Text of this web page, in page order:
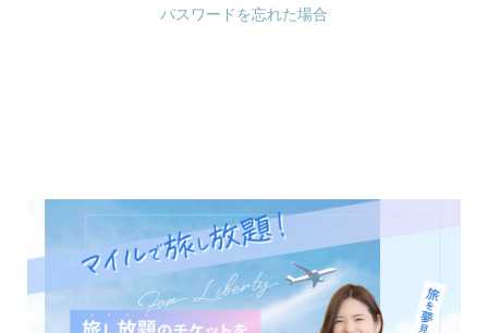
パスワードを忘れた場合